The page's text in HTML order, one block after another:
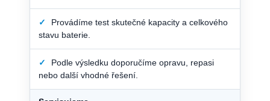
✓
Provádíme test skutečné kapacity a celkového
stavu baterie.
✓
Podle výsledku doporučíme opravu, repasi
nebo další vhodné řešení.